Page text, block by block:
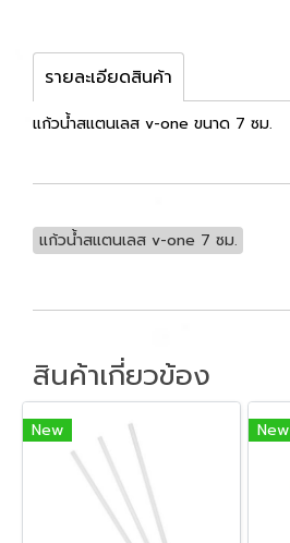
รายละเอียดสินค้า
แก้วน้ำสแตนเลส v-one ขนาด 7 ซม.
แก้วน้ำสแตนเลส v-one 7 ซม.
สินค้าเกี่ยวข้อง
New New